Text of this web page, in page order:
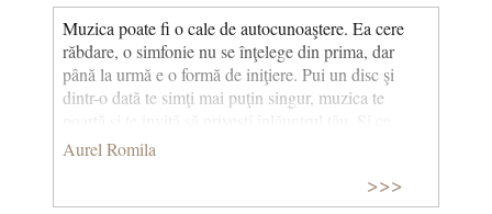
Muzica poate fi o cale de autocunoaştere. Ea cere
răbdare, o simfonie nu se înţelege din prima, dar
până la urmă e o formă de iniţiere. Pui un disc şi
dintr-o dată te simţi mai puţin singur, muzica te
găseşti acolo? Melancoliile lui Chopin, frământările
Bach, care scot la suprafaţă propriile tale angoase,
Aurel Romila
>>>